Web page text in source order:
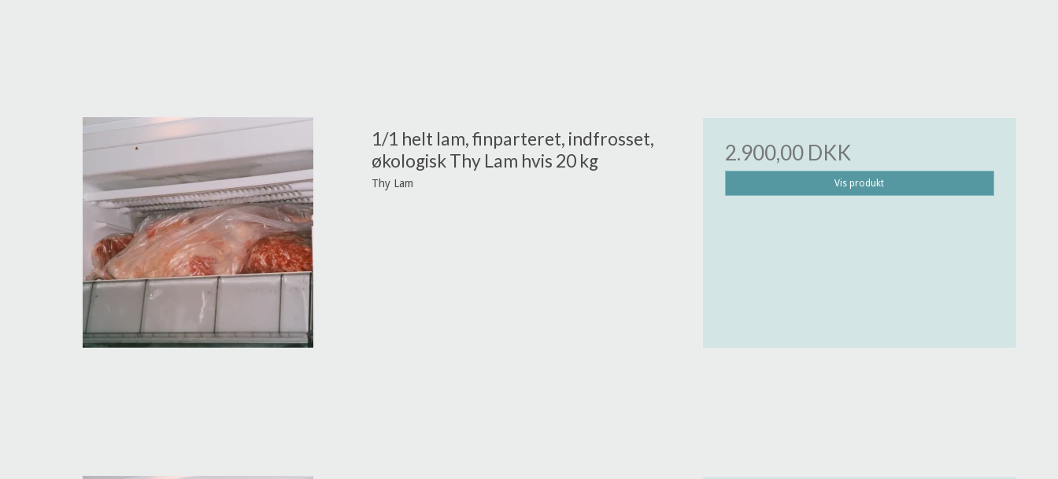
1/1 helt lam, finparteret, indfrosset,
økologisk Thy Lam hvis 20 kg
Thy Lam
2.900,00 DKK
Vis produkt